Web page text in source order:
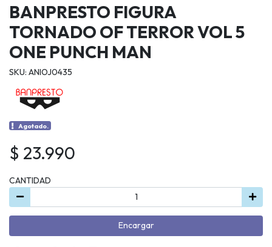
BANPRESTO FIGURA
TORNADO OF TERROR VOL 5
ONE PUNCH MAN
SKU: ANIOJ0435
Agotado.
$ 23.990
CANTIDAD
Encargar